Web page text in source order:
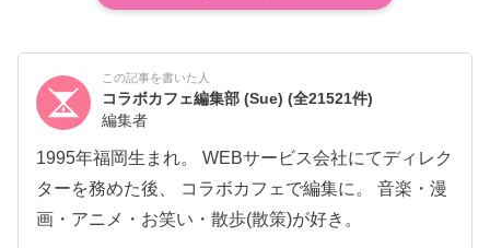
この記事を書いた人
コラボカフェ編集部 (Sue)(全21521件)
編集者
1995年福岡生まれ。 WEBサービス会社にてディレク
ターを務めた後、 コラボカフェで編集に。 音楽・漫
画・アニメ・お笑い・散歩(散策)が好き。